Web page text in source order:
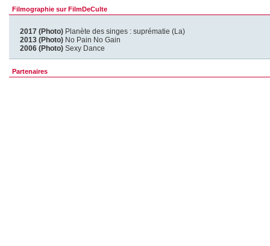
Filmographie sur FilmDeCulte
2017 (Photo) Planète des singes : suprématie (La)
2013 (Photo) No Pain No Gain
2006 (Photo) Sexy Dance
Partenaires